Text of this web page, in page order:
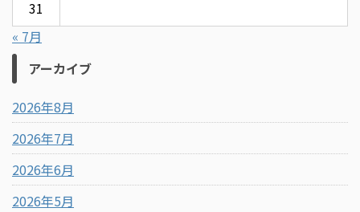
31
« 7月
アーカイブ
2026年8月
2026年7月
2026年6月
2026年5月